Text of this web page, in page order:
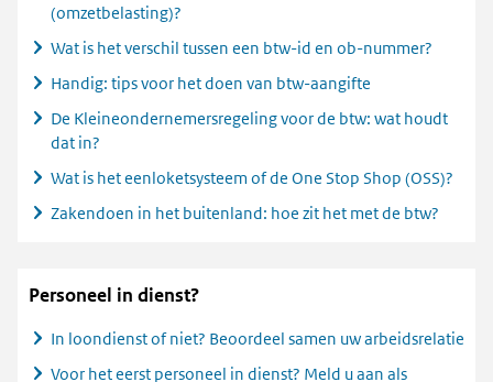
(omzetbelasting)?
Wat is het verschil tussen een btw-id en ob-nummer?
Handig: tips voor het doen van btw-aangifte
De Kleineondernemersregeling voor de btw: wat houdt
dat in?
Wat is het eenloketsysteem of de One Stop Shop (OSS)?
Zakendoen in het buitenland: hoe zit het met de btw?
Personeel in dienst?
In loondienst of niet? Beoordeel samen uw arbeidsrelatie
Voor het eerst personeel in dienst? Meld u aan als